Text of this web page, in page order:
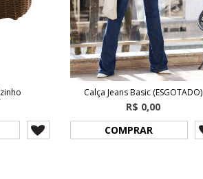
Calça Jeans Basic (ESGOTADO)
R$ 0,00
COMPRAR